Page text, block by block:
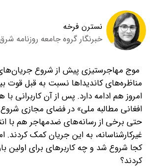
نسترن فرخه
خبرنگار گروه جامعه روزنامه
موج مهاجرستیزی پیش از شروع
مناظره‌های کاندیداها نسبت به قبل قوت
امروز هم ادامه دارد. پس از آن کاربرانی
افغانی مطالبه ملی» در فضای مجازی شروع
حتی برخی از رسانه‌های ضدمهاجر هم با
غیرکارشناسانه، به این جریان کمک
کجا شروع شد و چه کاربرهای برای اولین
کردند؟